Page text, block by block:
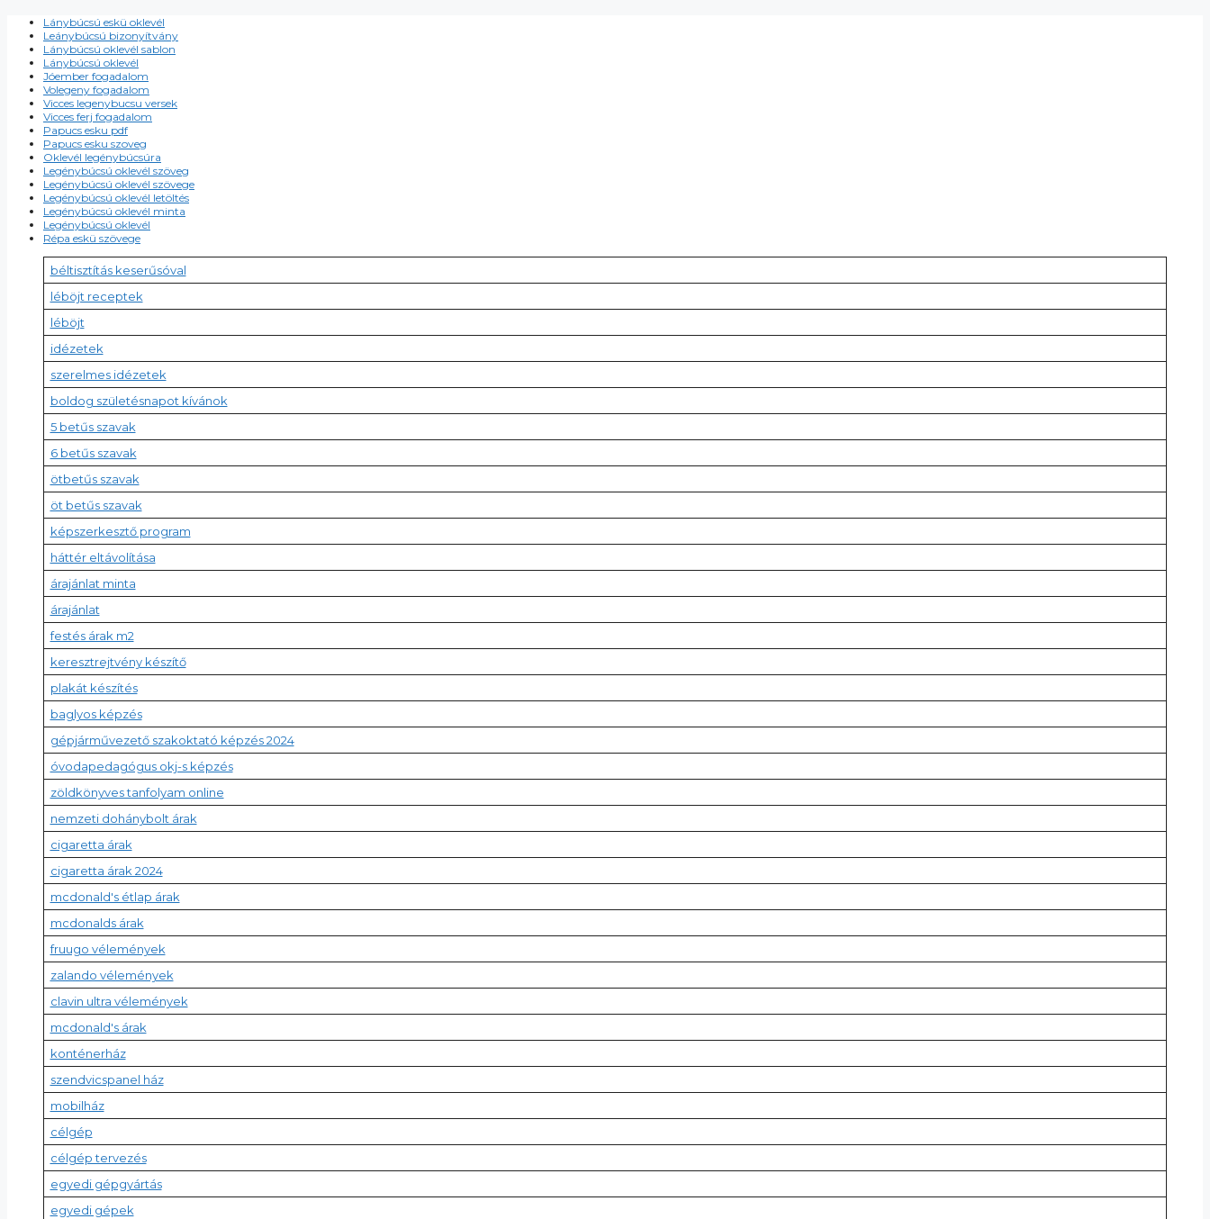
Lánybúcsú eskü oklevél
Leánybúcsú bizonyítvány
Lánybúcsú oklevél sablon
Lánybúcsú oklevél
Jóember fogadalom
Volegeny fogadalom
Vicces legenybucsu versek
Vicces ferj fogadalom
Papucs esku pdf
Papucs esku szoveg
Oklevél legénybúcsúra
Legénybúcsú oklevél szöveg
Legénybúcsú oklevél szövege
Legénybúcsú oklevél letöltés
Legénybúcsú oklevél minta
Legénybúcsú oklevél
Répa eskü szövege
béltisztítás keserűsóval
léböjt receptek
léböjt
idézetek
szerelmes idézetek
boldog születésnapot kívánok
5 betűs szavak
6 betűs szavak
ötbetűs szavak
öt betűs szavak
képszerkesztő program
háttér eltávolítása
árajánlat minta
árajánlat
festés árak m2
keresztrejtvény készítő
plakát készítés
baglyos képzés
gépjárművezető szakoktató képzés 2024
óvodapedagógus okj-s képzés
zöldkönyves tanfolyam online
nemzeti dohánybolt árak
cigaretta árak
cigaretta árak 2024
mcdonald's étlap árak
mcdonalds árak
fruugo vélemények
zalando vélemények
clavin ultra vélemények
mcdonald's árak
konténerház
szendvicspanel ház
mobilház
célgép
célgép tervezés
egyedi gépgyártás
egyedi gépek